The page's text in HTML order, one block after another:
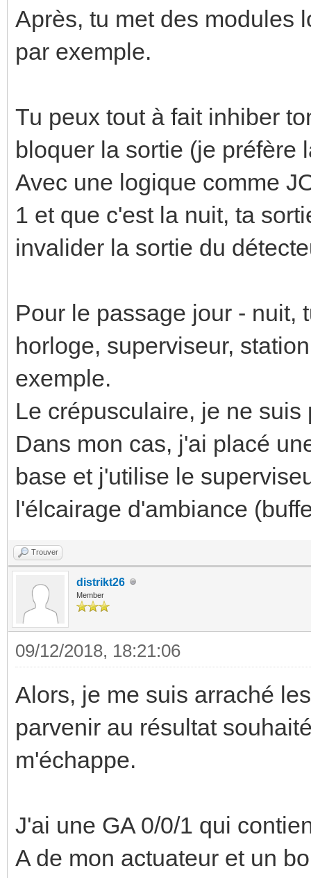
Après, tu met des modules
par exemple.
Tu peux tout à fait inhiber
bloquer la sortie (je préfère
Avec une logique comme
1 et que c'est la nuit, ta
invalider la sortie du
Pour le passage jour - nuit,
horloge, superviseur,
exemple.
Le crépusculaire, je ne suis
Dans mon cas, j'ai placé
base et j'utilise le
l'élcairage d'ambiance
Trouver
distrikt26
Member
09/12/2018, 18:21:06
Alors, je me suis arraché
parvenir au résultat
m'échappe.
J'ai une GA 0/0/1 qui
A de mon actuateur et un